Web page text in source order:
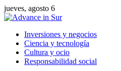
jueves, agosto 6
Inversiones y negocios
Ciencia y tecnología
Cultura y ocio
Responsabilidad social